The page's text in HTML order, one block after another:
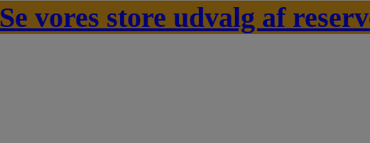
Se vores store udvalg af